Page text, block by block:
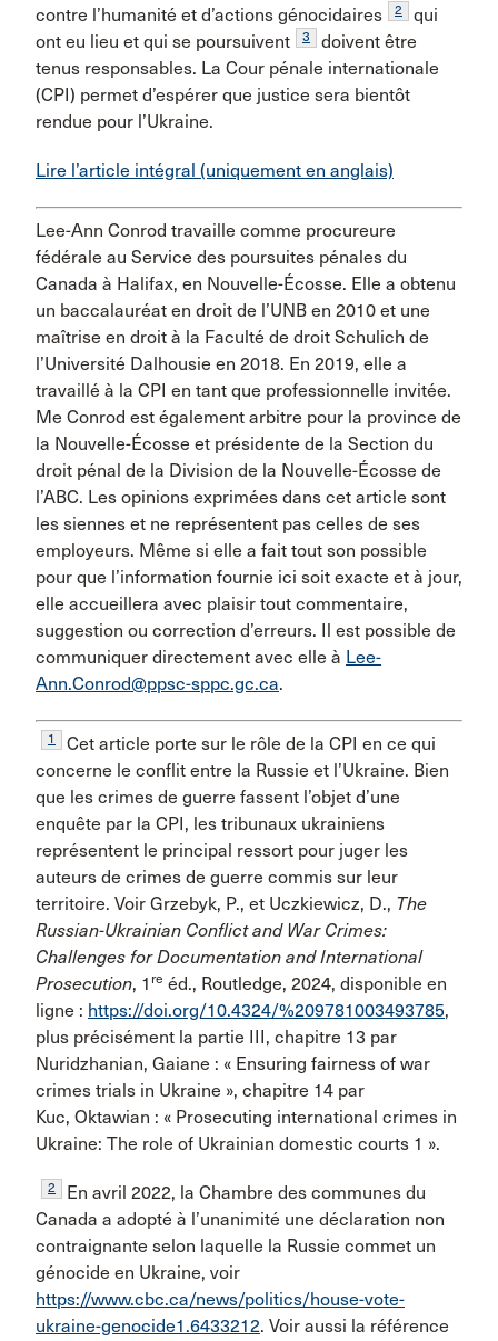
contre l’humanité et d’actions génocidaires
2
qui
ont eu lieu et qui se poursuivent
3
doivent être
tenus responsables. La Cour pénale internationale
(CPI) permet d’espérer que justice sera bientôt
rendue pour l’Ukraine.
Lire l’article intégral (uniquement en anglais)
Lee-Ann Conrod travaille comme procureure
fédérale au Service des poursuites pénales du
Canada à Halifax, en Nouvelle-Écosse. Elle a obtenu
un baccalauréat en droit de l’UNB en 2010 et une
maîtrise en droit à la Faculté de droit Schulich de
l’Université Dalhousie en 2018. En 2019, elle a
travaillé à la CPI en tant que professionnelle invitée.
Me Conrod est également arbitre pour la province de
la Nouvelle-Écosse et présidente de la Section du
droit pénal de la Division de la Nouvelle-Écosse de
l’ABC. Les opinions exprimées dans cet article sont
les siennes et ne représentent pas celles de ses
employeurs. Même si elle a fait tout son possible
pour que l’information fournie ici soit exacte et à jour,
elle accueillera avec plaisir tout commentaire,
suggestion ou correction d’erreurs. Il est possible de
communiquer directement avec elle à Lee-
Ann.Conrod@ppsc-sppc.gc.ca.
1
Cet article porte sur le rôle de la CPI en ce qui
concerne le conflit entre la Russie et l’Ukraine. Bien
que les crimes de guerre fassent l’objet d’une
enquête par la CPI, les tribunaux ukrainiens
représentent le principal ressort pour juger les
auteurs de crimes de guerre commis sur leur
territoire. Voir Grzebyk, P., et Uczkiewicz, D., The
Russian-Ukrainian Conflict and War Crimes:
Challenges for Documentation and International
Prosecution, 1 re éd., Routledge, 2024, disponible en
ligne : https://doi.org/10.4324/%209781003493785,
plus précisément la partie III, chapitre 13 par
Nuridzhanian, Gaiane : « Ensuring fairness of war
crimes trials in Ukraine », chapitre 14 par
Kuc, Oktawian : « Prosecuting international crimes in
Ukraine: The role of Ukrainian domestic courts 1 ».
2
En avril 2022, la Chambre des communes du
Canada a adopté à l’unanimité une déclaration non
contraignante selon laquelle la Russie commet un
génocide en Ukraine, voir
https://www.cbc.ca/news/politics/house-vote-
ukraine-genocide1.6433212. Voir aussi la référence